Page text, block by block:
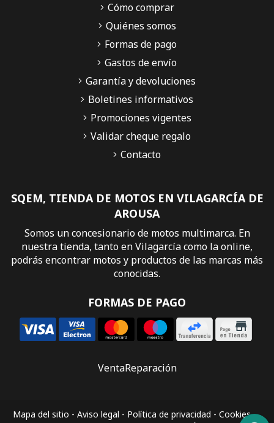
SQEM, TIENDA DE MOTOS EN VILAGARCÍA DE
AROUSA
Somos un concesionario de motos multimarca. En
nuestra tienda, tanto en Vilagarcía como la online,
podrás encontrar motos y productos de las marcas más
conocidas.
FORMAS DE PAGO
Cómo comprar
Quiénes somos
Formas de pago
Gastos de envío
Garantía y devoluciones
Boletines informativos
Promociones vigentes
Validar cheque regalo
Contacto
VentaReparación
Mapa del sitio - Aviso legal - Política de privacidad - Cookies-